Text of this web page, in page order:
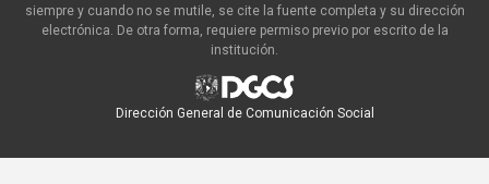
siempre y cuando no se mutile, se cite la fuente completa y su dirección
electrónica. De otra forma, requiere permiso previo por escrito de la
institución.
Dirección General de Comunicación Social